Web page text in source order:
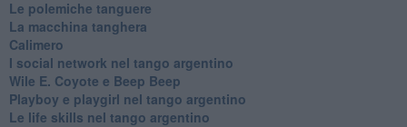
Le polemiche tanguere
La macchina tanghera
Calimero
​I social network nel tango argentino
Wile E. Coyote e Beep Beep
Playboy e playgirl nel tango argentino
Le life skills nel tango argentino